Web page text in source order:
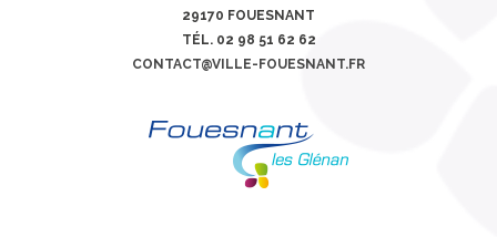
29170 FOUESNANT
TÉL. 02 98 51 62 62
CONTACT@VILLE-FOUESNANT.FR